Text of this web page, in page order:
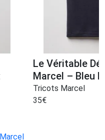
Le Véritable
Marcel – Bleu
Tricots Marcel
35€